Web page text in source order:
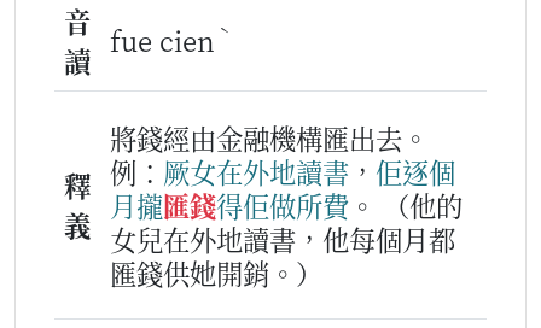
音
讀
fue cien ˋ
釋
義
將錢經由金融機構匯出去。
例： 厥女在外地讀書 ， 佢逐個
月攏匯錢得佢做所費 。
（他的
女兒在外地讀書，他每個月都
匯錢供她開銷。）